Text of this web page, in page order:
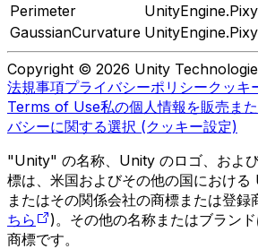
Perimeter
GaussianCurvature
Copyright © 2026 Unity
法規事項プライバシーポリシークッキ
Terms of Use私の個人情報を販売ま
バシーに関する選択 (クッキー設定)
"Unity" の名称、Unity のロゴ、およ
標は、米国およびその他の国におけ
またはその関係会社の商標または登録
ちら
)。その他の名称またはブラン
商標です。